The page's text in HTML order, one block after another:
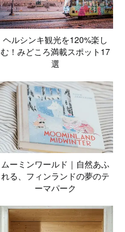
ヘルシンキ観光を120%楽し
む！みどころ満載スポット17
選
ムーミンワールド｜自然あふ
れる、フィンランドの夢のテ
ーマパーク